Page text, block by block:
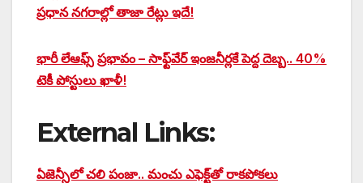
ప్రధాన నగరాల్లో తాజా రేట్లు ఇదే!
భారీ లేఆఫ్స్‌ ప్రభావం – సాఫ్ట్‌వేర్ ఇంజనీర్లకే పెద్ద దెబ్బ.. 40%
టెకీ పోస్టులు ఖాళీ!
External Links:
ఏజెన్సీలో చలి పంజా.. మంచు ఎఫెక్ట్‌తో రాకపోకలు